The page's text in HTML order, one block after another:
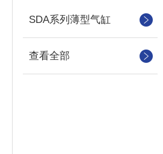
SDA系列薄型气缸
查看全部